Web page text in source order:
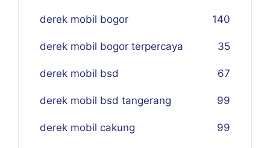
derek mobil bogor 140
derek mobil bogor terpercaya 35
derek mobil bsd 67
derek mobil bsd tangerang 99
derek mobil cakung 99